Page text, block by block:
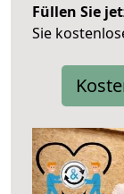
Füllen Sie
Sie